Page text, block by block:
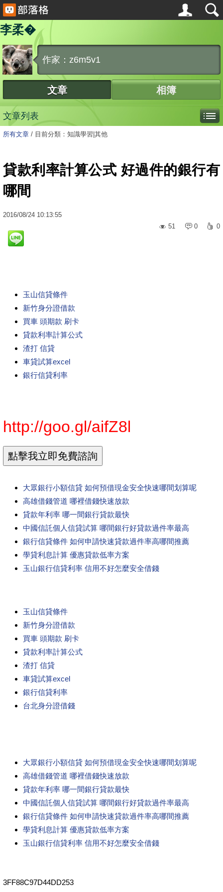
李柔�
作家：z6m5v1
文章 相簿
文章列表
所有文章 / 目前分類：知識學習|其他
貸款利率計算公式 好過件的銀行有
哪間
2016/08/24 10:13:55
51
0 0
玉山信貸條件
新竹身分證借款
買車 頭期款 刷卡
貸款利率計算公式
渣打 信貸
車貸試算excel
銀行信貸利率
http://goo.gl/aifZ8l
大眾銀行小額信貸 如何預借現金安全快速哪間划算呢
高雄借錢管道 哪裡借錢快速放款
貸款年利率 哪一間銀行貸款最快
中國信託個人信貸試算 哪間銀行好貸款過件率最高
銀行信貸條件 如何申請快速貸款過件率高哪間推薦
學貸利息計算 優惠貸款低率方案
玉山銀行信貸利率 信用不好怎麼安全借錢
玉山信貸條件
新竹身分證借款
買車 頭期款 刷卡
貸款利率計算公式
渣打 信貸
車貸試算excel
銀行信貸利率
台北身分證借錢
大眾銀行小額信貸 如何預借現金安全快速哪間划算呢
高雄借錢管道 哪裡借錢快速放款
貸款年利率 哪一間銀行貸款最快
中國信託個人信貸試算 哪間銀行好貸款過件率最高
銀行信貸條件 如何申請快速貸款過件率高哪間推薦
學貸利息計算 優惠貸款低率方案
玉山銀行信貸利率 信用不好怎麼安全借錢
3FF88C97D44DD253